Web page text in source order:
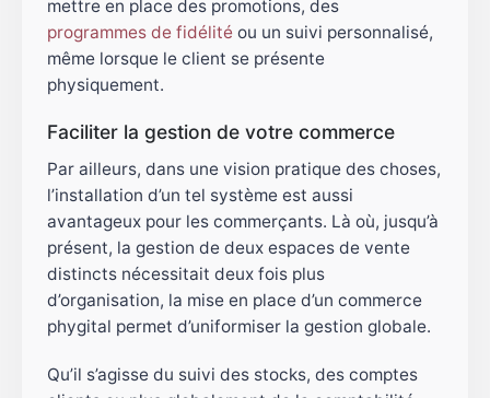
mettre en place des promotions, des
programmes de fidélité ou un suivi personnalisé,
même lorsque le client se présente
physiquement.
Faciliter la gestion de votre commerce
Par ailleurs, dans une vision pratique des choses,
l’installation d’un tel système est aussi
avantageux pour les commerçants. Là où, jusqu’à
présent, la gestion de deux espaces de vente
distincts nécessitait deux fois plus
d’organisation, la mise en place d’un commerce
phygital permet d’uniformiser la gestion globale.
Qu’il s’agisse du suivi des stocks, des comptes